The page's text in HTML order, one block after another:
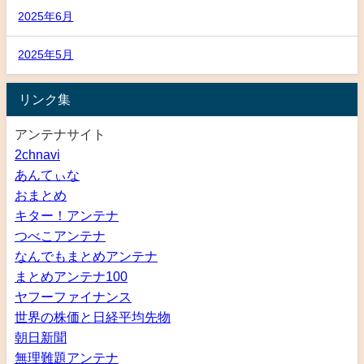
2025年6月
2025年5月
リンク集
アンテナサイト
2chnavi
あんてぃな
おまとめ
キター！アンテナ
つべこアンテナ
なんでもまとめアンテナ
まとめアンテナ100
ヤフーファイナンス
世界の株価と日経平均先物
朝日新聞
無理難題アンテナ